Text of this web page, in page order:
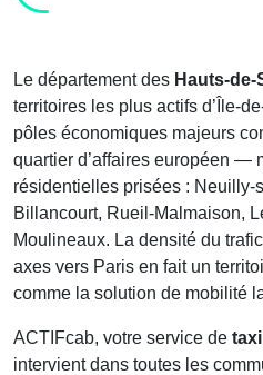
Le département des Hauts-de-
territoires les plus actifs d’Île-
pôles économiques majeurs
quartier d’affaires européen —
résidentielles prisées : Neuilly-
Billancourt, Rueil-Malmaison,
Moulineaux. La densité du
axes vers Paris en fait un
comme la solution de mobilité
ACTIFcab, votre service de
intervient dans toutes les